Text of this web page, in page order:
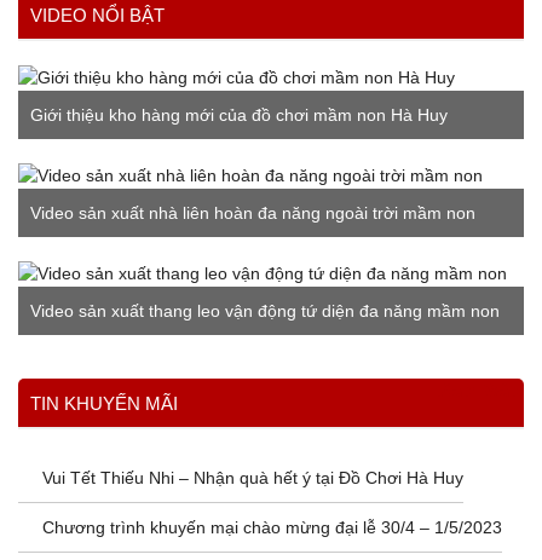
VIDEO NỔI BẬT
Giới thiệu kho hàng mới của đồ chơi mầm non Hà Huy
Video sản xuất nhà liên hoàn đa năng ngoài trời mầm non
Video sản xuất thang leo vận động tứ diện đa năng mầm non
Xem thêm
TIN KHUYẾN MÃI
Vui Tết Thiếu Nhi – Nhận quà hết ý tại Đồ Chơi Hà Huy
Chương trình khuyến mại chào mừng đại lễ 30/4 – 1/5/2023